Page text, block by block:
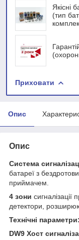
Якісні
(тип
Приховати
Опис
Опис
Система
батареї з
приймачем.
4 зони
детектори,
Технічні параметри:
DW9 Хост